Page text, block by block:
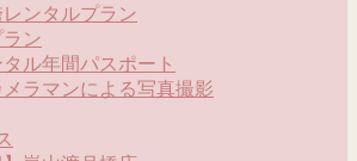
ンタルプラン
ン
ル年間パスポート
ラマンによる写真撮影